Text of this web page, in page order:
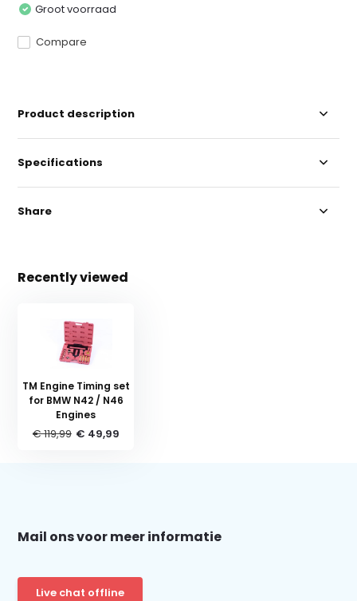
Groot voorraad
Compare
Product description
Specifications
Share
Recently viewed
TM Engine Timing set
for BMW N42 / N46
Engines
€ 119,99 € 49,99
Mail ons voor meer informatie
Live chat offline